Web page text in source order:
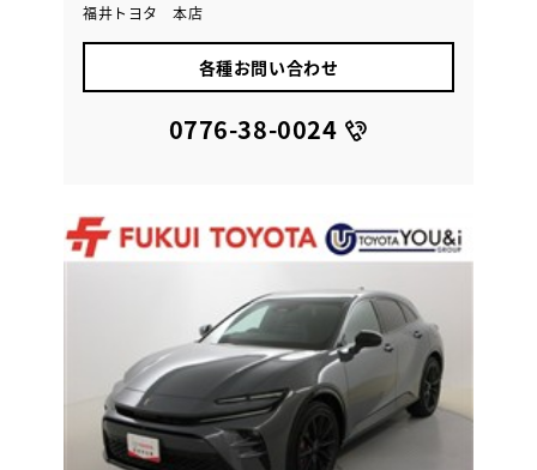
福井トヨタ 本店
各種お問い合わせ
0776-38-0024